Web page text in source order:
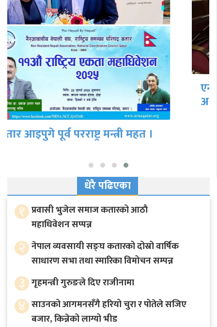
एनआरएन अध्यक्ष श्रेष्ठ र एफएनसीसीआई
अध्यक्ष ढकालबीच ‘एनआरएन इन्भेस्टमेन्ट
समिटबारे…
धेरै पढिएका
१ प्रवासी भुजेल समाज कतारको आठाै
महाधिवेशन सप्पन्न
२ नेपाल व्यवसायी सङ्घ कतारको दोस्रो वार्षिक
साधारण सभा तथा स्मारिका विमोचन सम्पन्न
३ गृहमन्त्री गुरुङले दिए राजीनामा
४ साउनको आगमनसँगै हरियो चुरा र पोतेले सजिए
बजार, किन्नेको लाग्यो भीड